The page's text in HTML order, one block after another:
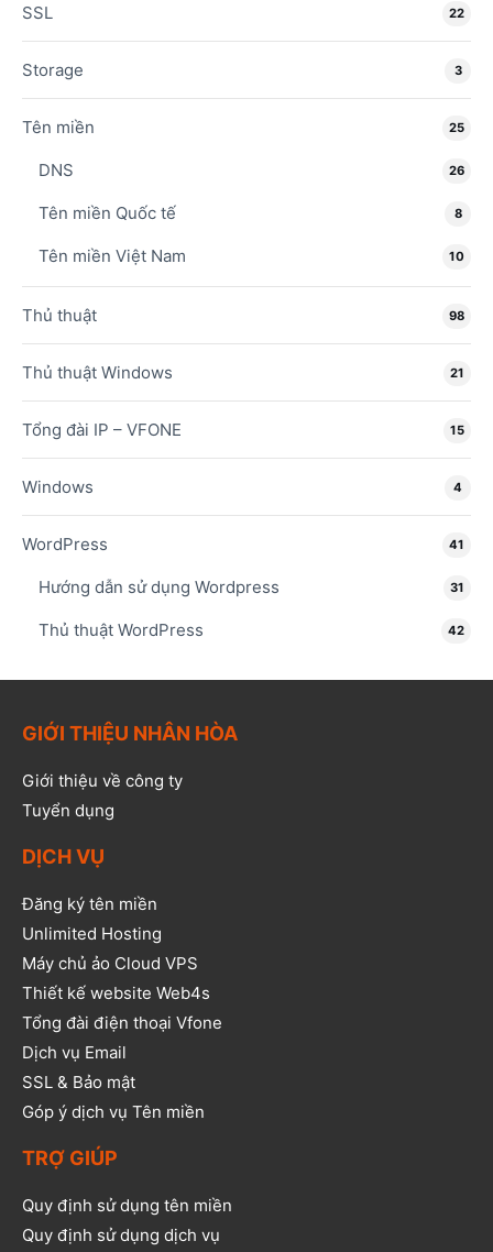
SSL 22
Storage 3
Tên miền 25
DNS 26
Tên miền Quốc tế 8
Tên miền Việt Nam 10
Thủ thuật 98
Thủ thuật Windows 21
Tổng đài IP – VFONE 15
Windows 4
WordPress 41
Hướng dẫn sử dụng Wordpress 31
Thủ thuật WordPress 42
GIỚI THIỆU NHÂN HÒA
Giới thiệu về công ty
Tuyển dụng
DỊCH VỤ
Đăng ký tên miền
Unlimited Hosting
Máy chủ ảo Cloud VPS
Thiết kế website Web4s
Tổng đài điện thoại Vfone
Dịch vụ Email
SSL & Bảo mật
Góp ý dịch vụ Tên miền
TRỢ GIÚP
Quy định sử dụng tên miền
Quy định sử dụng dịch vụ